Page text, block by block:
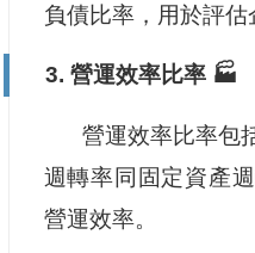
負債比率，用於評估
3. 營運效率比率 🏭
營運效率比率包
週轉率同固定資產
營運效率。